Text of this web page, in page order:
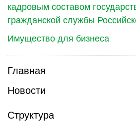
кадровым составом
гражданской службы
Имущество для бизнеса
Главная
Новости
Структура